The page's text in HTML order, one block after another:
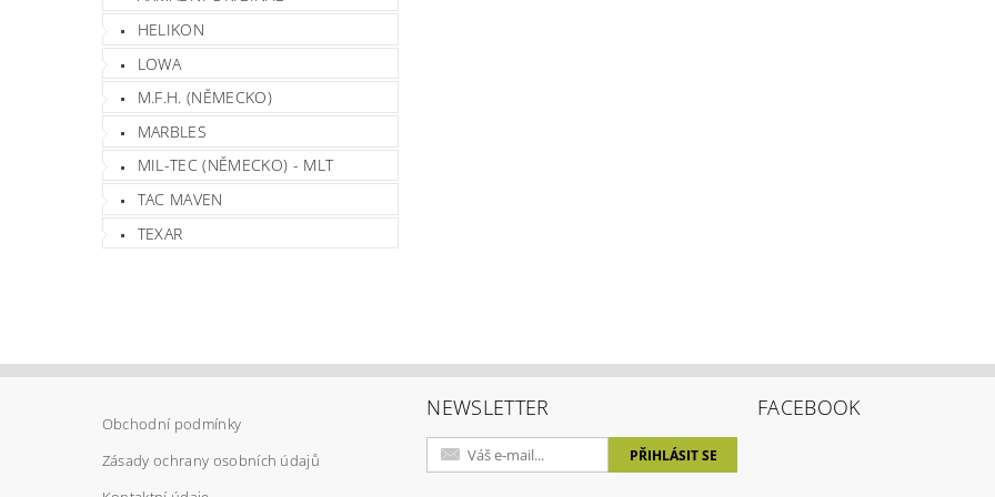
HELIKON
LOWA
M.F.H. (NĚMECKO)
MARBLES
MIL-TEC (NĚMECKO) - MLT
TAC MAVEN
TEXAR
Obchodní podmínky
Zásady ochrany osobních údajů
NEWSLETTER FACEBOOK